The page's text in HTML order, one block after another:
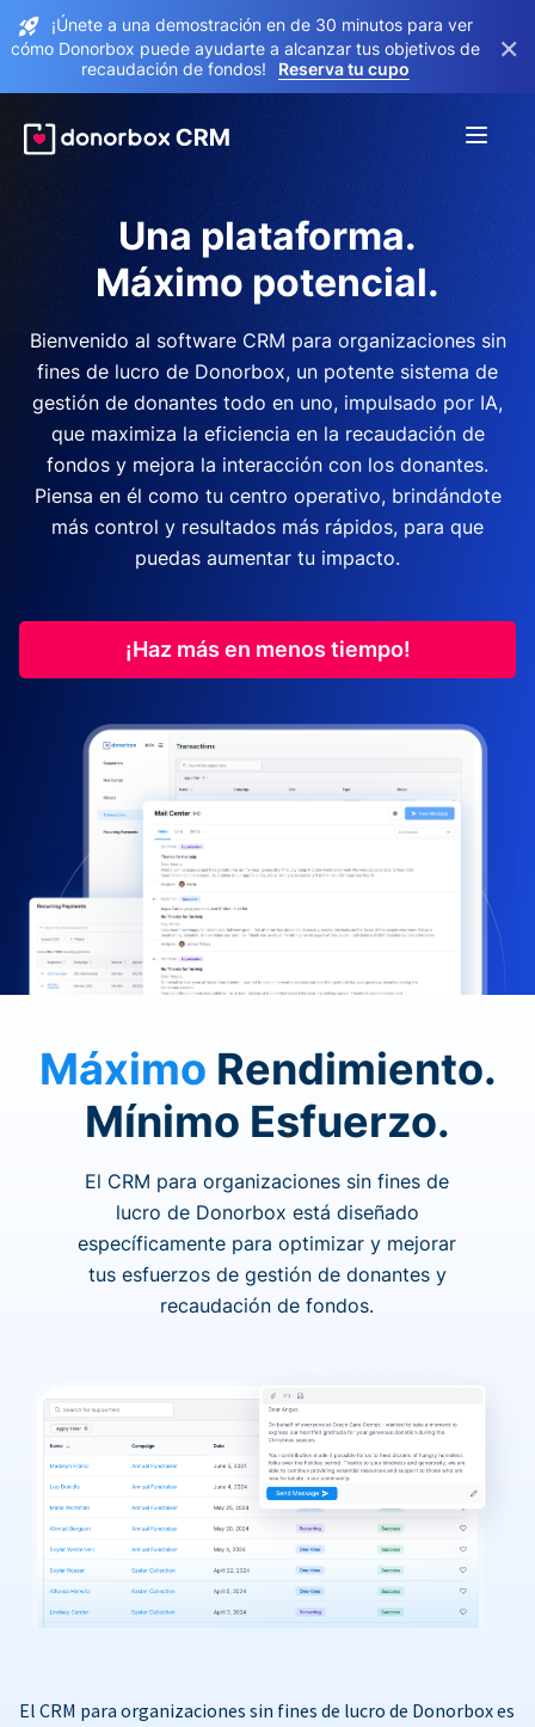
¡Únete a una demostración en de 30 minutos para ver
cómo Donorbox puede ayudarte a alcanzar tus objetivos de
recaudación de fondos!
Reserva tu cupo
×
Una plataforma.
Máximo potencial.
Bienvenido al software CRM para organizaciones sin
fines de lucro de Donorbox, un potente sistema de
gestión de donantes todo en uno, impulsado por IA,
que maximiza la eficiencia en la recaudación de
fondos y mejora la interacción con los donantes.
Piensa en él como tu centro operativo, brindándote
más control y resultados más rápidos, para que
puedas aumentar tu impacto.
¡Haz más en menos tiempo!
Máximo Rendimiento.
Mínimo Esfuerzo.
El CRM para organizaciones sin fines de
lucro de Donorbox está diseñado
específicamente para optimizar y mejorar
tus esfuerzos de gestión de donantes y
recaudación de fondos.
El CRM para organizaciones sin fines de lucro de Donorbox es